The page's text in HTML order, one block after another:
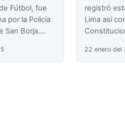
Fútbol, fue
por la Policía
San Borja.…
registró
Lima así
22 enero del